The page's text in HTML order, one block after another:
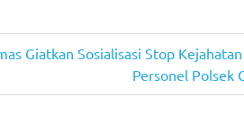
Giatkan Sosialisasi Stop
Next
Post:
Personel Polsek